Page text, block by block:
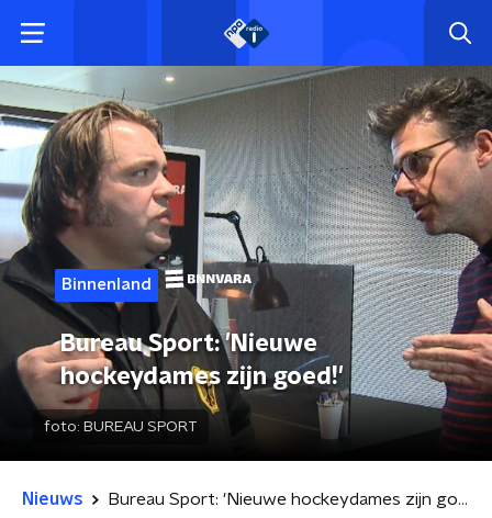
Binnenland
Bureau Sport: 'Nieuwe
hockeydames zijn goed!'
foto: BUREAU SPORT
Nieuws Bureau Sport: 'Nieuwe hockeydames zijn goed!'